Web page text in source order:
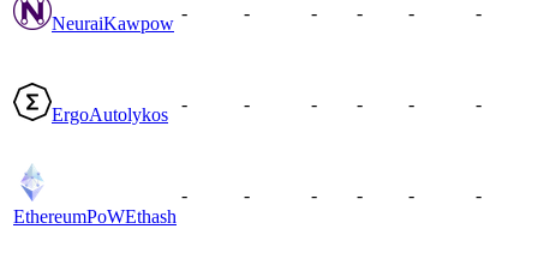
NeuraiKawpow
- - - - - -
ErgoAutolykos
- - - - - -
EthereumPoWEthash
- - - - - -